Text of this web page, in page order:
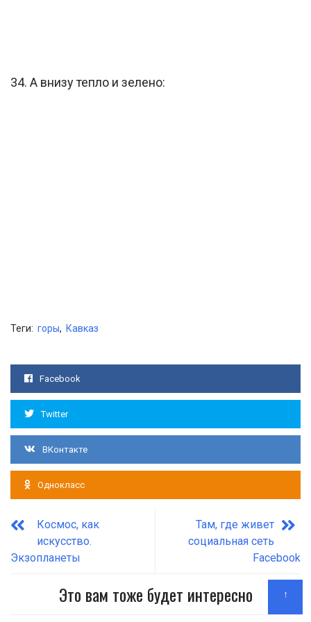
34. А внизу тепло и зелено:
Теги: горы, Кавказ
Facebook
Twitter
ВКонтакте
Однокласс
Космос, как
искусство.
Экзопланеты
Там, где живет
социальная сеть
Facebook
Это вам тоже будет интересно ↑